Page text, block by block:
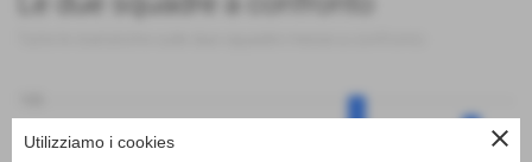
close
Utilizziamo i cookies